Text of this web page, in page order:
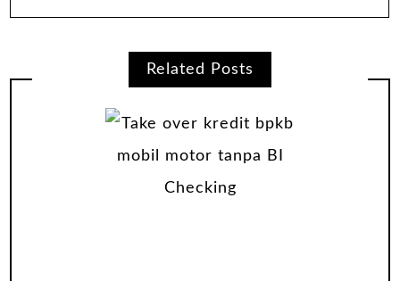
Related Posts